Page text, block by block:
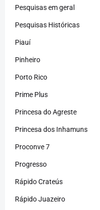
Pesquisas em geral
Pesquisas Históricas
Piauí
Pinheiro
Porto Rico
Prime Plus
Princesa do Agreste
Princesa dos Inhamuns
Proconve 7
Progresso
Rápido Crateús
Rápido Juazeiro